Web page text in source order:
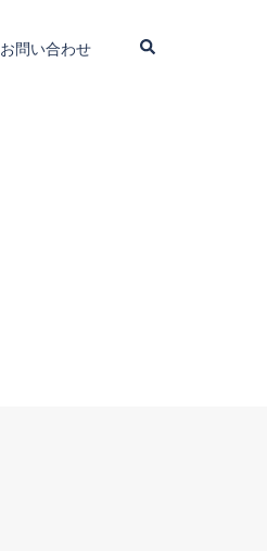
お問い合わせ
検